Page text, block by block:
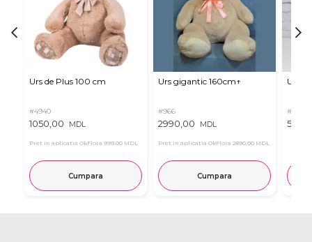
Urs de Plus 100 cm
#4940
1050,00 MDL
Pret in aplicatia OkFlora 999,00 MDL
Cumpara
Urs gigantic 160cm↑
#966
2990,00 MDL
Pret in aplicatia OkFlora 2890,00 MDL
Cumpara
Urs
#11